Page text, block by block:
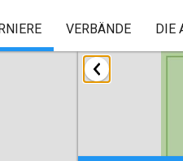
VERBÄNDE DIE
Januar 2018
Open